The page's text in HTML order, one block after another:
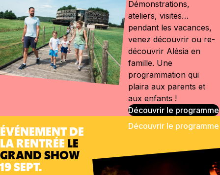
Démonstrations,
ateliers, visites…
pendant les vacances,
venez découvrir ou re-
découvrir Alésia en
famille. Une
programmation qui
plaira aux parents et
aux enfants !
Découvrir le programme
ÉVÉNEMENT DE
LA RENTRÉE LE
GRAND SHOW
19 SEPT.